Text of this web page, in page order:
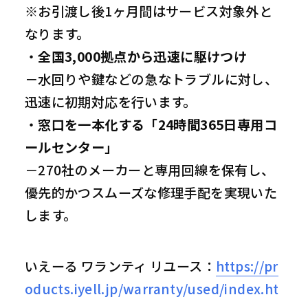
※お引渡し後1ヶ月間はサービス対象外と
なります。
・全国3,000拠点から迅速に駆けつけ
－水回りや鍵などの急なトラブルに対し、
迅速に初期対応を行います。
・ 窓口を一本化する「24時間365日専用コ
ールセンター」
－270社のメーカーと専用回線を保有し、
優先的かつスムーズな修理手配を実現いた
します。
いえーる ワランティ リユース： https://pr
oducts.iyell.jp/warranty/used/index.ht